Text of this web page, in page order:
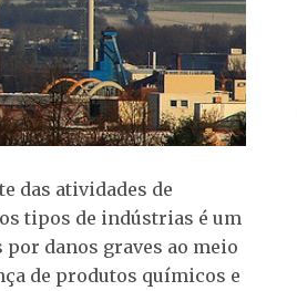
das atividades de
tipos de indústrias é um
danos graves ao meio
de produtos químicos e